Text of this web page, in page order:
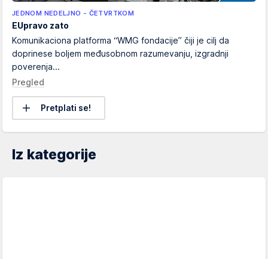
JEDNOM NEDELJNO - ČETVRTKOM
EUpravo zato
Komunikaciona platforma “WMG fondacije” čiji je cilj da
doprinese boljem međusobnom razumevanju, izgradnji
poverenja...
Pregled
Pretplati se!
Iz kategorije